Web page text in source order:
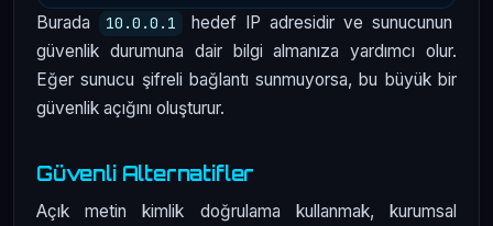
Burada 10.0.0.1
hedef IP adresidir ve sunucunun
güvenlik durumuna dair bilgi almanıza yardımcı olur.
Eğer sunucu şifreli bağlantı sunmuyorsa, bu büyük bir
güvenlik açığını oluşturur.
Güvenli Alternatifler
Açık metin kimlik doğrulama kullanmak, kurumsal